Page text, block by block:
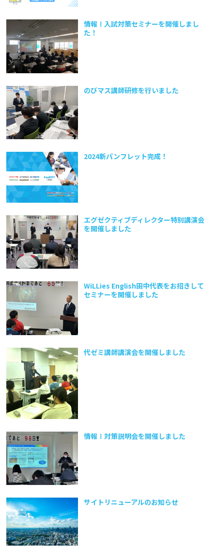
情報Ⅰ入試対策セミナーを開催しまし
た！
のびマス講師研修を行いました
2024新パンフレット完成！
エグゼクティブディレクター特別講演会
を開催しました
WiLLies English田中代表をお招きして
セミナーを開催しました
代ゼミ講師講演会を開催しました
情報Ⅰ対策説明会を開催しました
サイトリニューアルのお知らせ